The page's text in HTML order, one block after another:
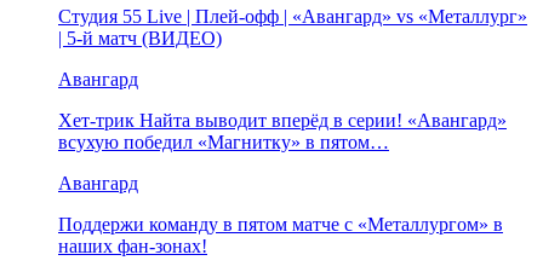
Студия 55 Live | Плей-офф | «Авангард» vs «Металлург»
| 5-й матч (ВИДЕО)
Авангард
Хет-трик Найта выводит вперёд в серии! «Авангард»
всухую победил «Магнитку» в пятом…
Авангард
Поддержи команду в пятом матче с «Металлургом» в
наших фан-зонах!